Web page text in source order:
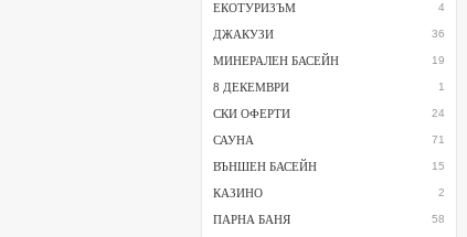
ЕКОТУРИЗЪМ 4
ДЖАКУЗИ 36
МИНЕРАЛЕН БАСЕЙН 19
8 ДЕКЕМВРИ 1
СКИ ОФЕРТИ 24
САУНА 71
ВЪНШЕН БАСЕЙН 15
КАЗИНО 2
ПАРНА БАНЯ 58